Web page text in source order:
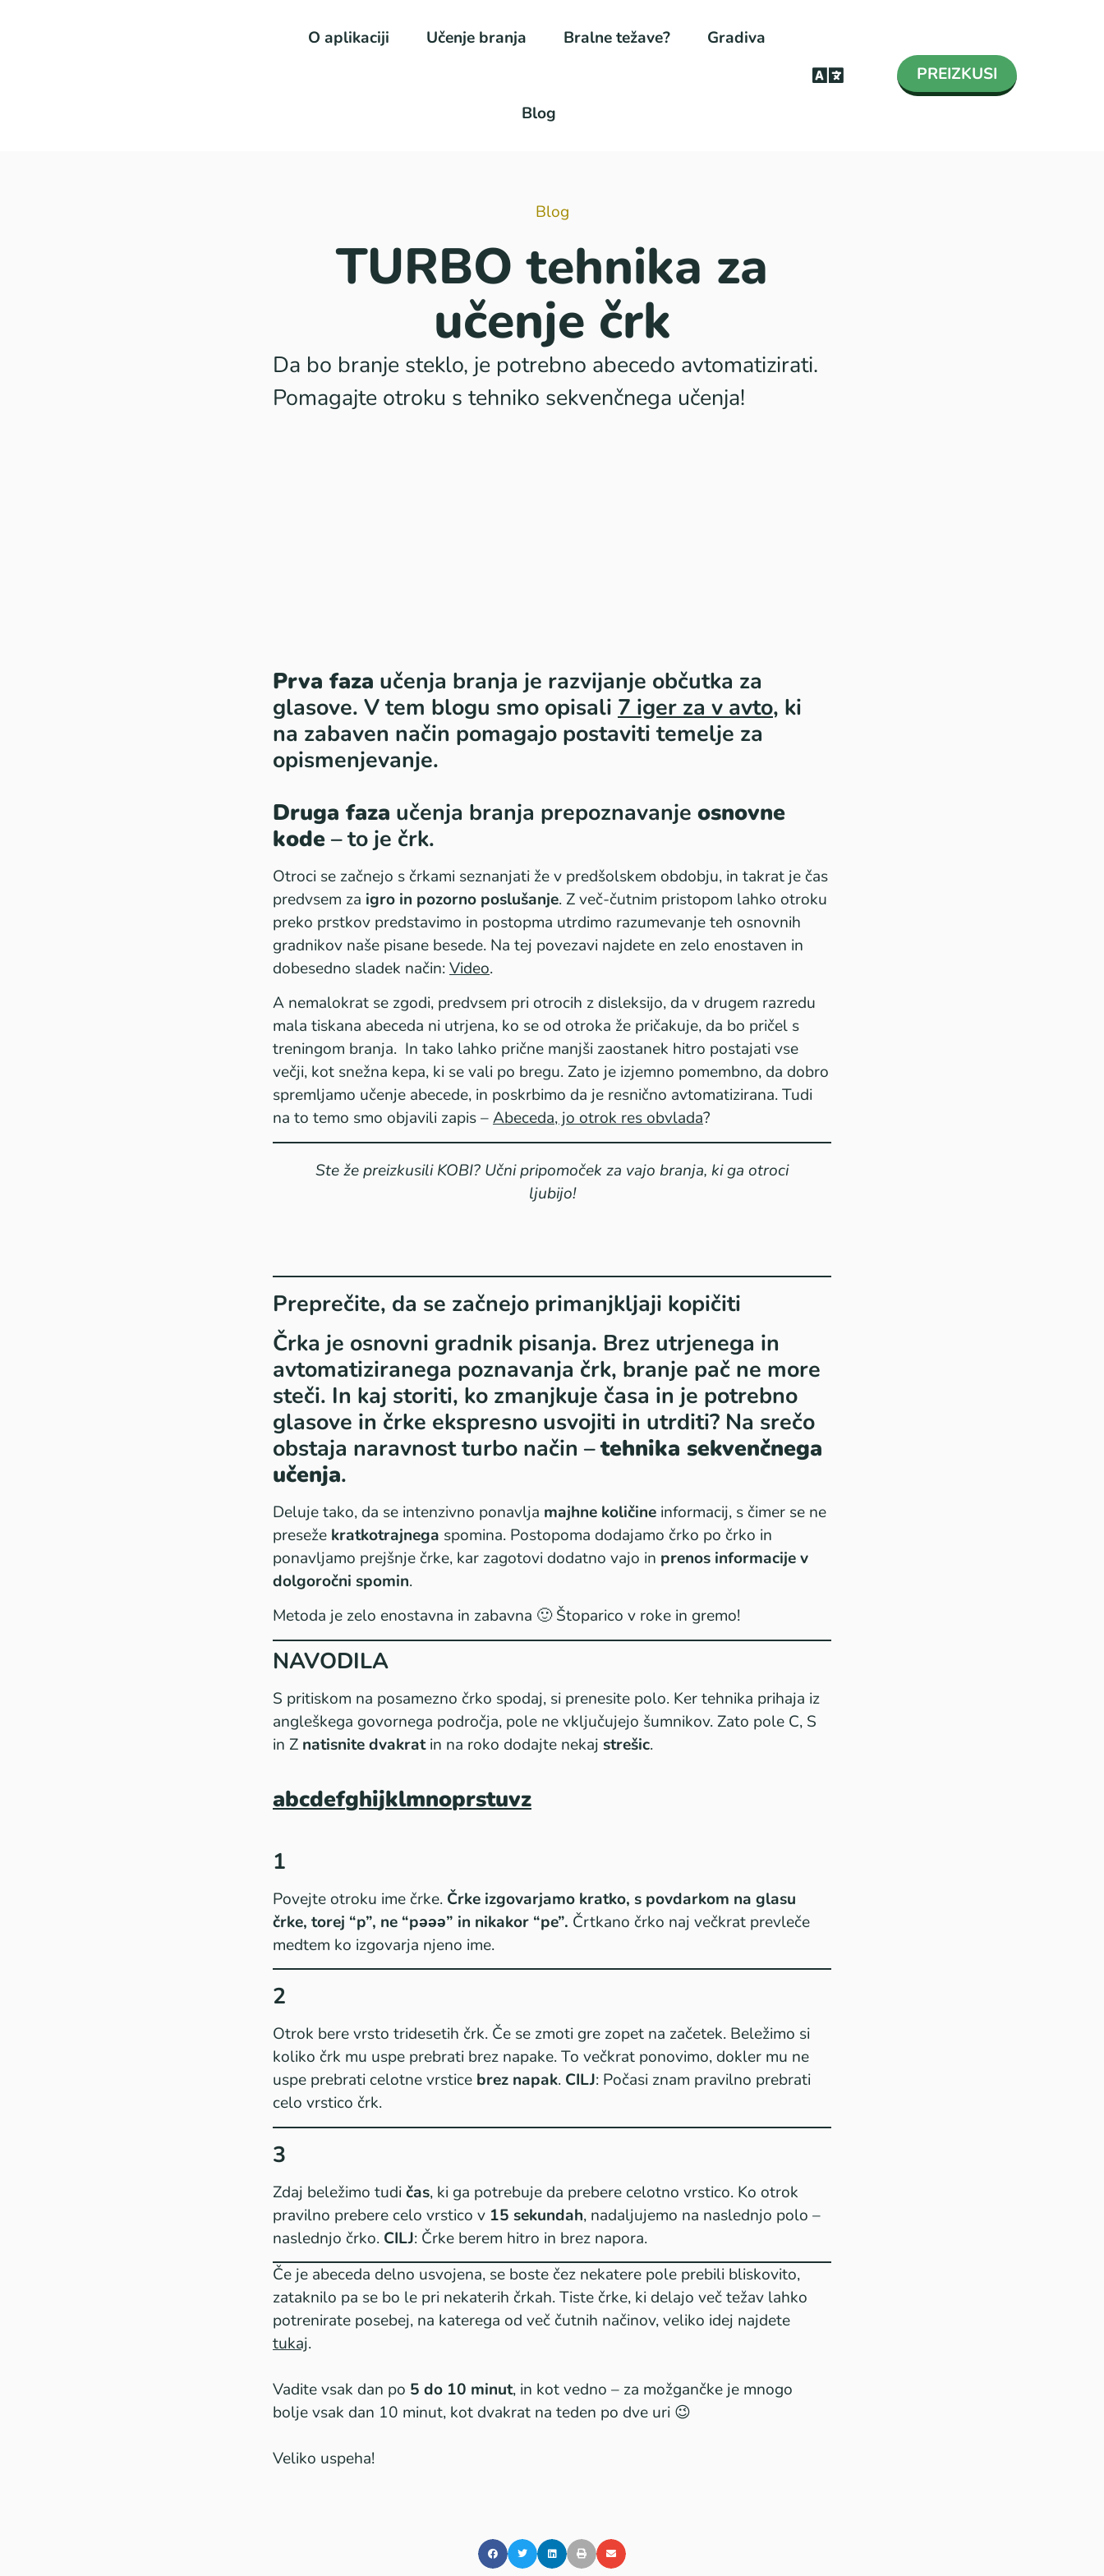
O aplikaciji Učenje branja Bralne težave? Gradiva
Blog
PREIZKUSI
Blog
TURBO tehnika za
učenje črk
Da bo branje steklo, je potrebno abecedo avtomatizirati.
Pomagajte otroku s tehniko sekvenčnega učenja!
Prva faza učenja branja je razvijanje občutka za
glasove. V tem blogu smo opisali 7 iger za v avto, ki
na zabaven način pomagajo postaviti temelje za
opismenjevanje.
Druga faza učenja branja prepoznavanje osnovne
kode– to je črk.
Otroci se začnejo s črkami seznanjati že v predšolskem obdobju, in takrat je čas
predvsem za igro in pozorno poslušanje. Z več-čutnim pristopom lahko otroku
preko prstkov predstavimo in postopma utrdimo razumevanje teh osnovnih
gradnikov naše pisane besede. Na tej povezavi najdete en zelo enostaven in
dobesedno sladek način:Video.
A nemalokrat se zgodi, predvsem pri otrocih z disleksijo, da v drugem razredu
mala tiskana abeceda ni utrjena, ko se od otroka že pričakuje, da bo pričel s
treningom branja. In tako lahko prične manjši zaostanek hitro postajati vse
večji, kot snežna kepa, ki se vali po bregu. Zato je izjemno pomembno, da dobro
spremljamo učenje abecede, in poskrbimo da je resnično avtomatizirana. Tudi
na to temo smo objavili zapis –Abeceda, jo otrok res obvlada?
Ste že preizkusili KOBI? Učni pripomoček za vajo branja, ki ga otroci
ljubijo!
Preprečite, da se začnejo primanjkljaji kopičiti
Črka je osnovni gradnik pisanja. Brez utrjenega in
avtomatiziranega poznavanja črk, branje pač ne more
steči. In kaj storiti, ko zmanjkuje časa in je potrebno
glasove in črke ekspresno usvojiti in utrditi? Na srečo
obstaja naravnost turbo način –tehnika sekvenčnega
učenja.
Deluje tako, da se intenzivno ponavlja majhne količine informacij, s čimer se ne
preseže kratkotrajnega spomina. Postopoma dodajamo črko po črko in
ponavljamo prejšnje črke, kar zagotovi dodatno vajo in prenos informacije v
dolgoročni spomin.
Metoda je zelo enostavna in zabavna 🙂 Štoparico v roke in gremo!
NAVODILA
S pritiskom na posamezno črko spodaj, si prenesite polo. Ker tehnika prihaja iz
angleškega govornega področja, pole ne vključujejo šumnikov. Zato pole C, S
in Z natisnite dvakratin na roko dodajte nekaj strešic.
abcdefghijklmnoprstuvz
1
Povejte otroku ime črke. Črke izgovarjamo kratko, s povdarkom na glasu
črke, torej “p”, ne “pǝǝǝ” in nikakor “pe”. Črtkano črko naj večkrat prevleče
medtem ko izgovarja njeno ime.
2
Otrok bere vrsto tridesetih črk. Če se zmoti gre zopet na začetek. Beležimo si
koliko črk mu uspe prebrati brez napake. To večkrat ponovimo, dokler mu ne
uspe prebrati celotne vrstice brez napak. CILJ: Počasi znam pravilno prebrati
celo vrstico črk.
3
Zdaj beležimo tudičas, ki ga potrebuje da prebere celotno vrstico. Ko otrok
pravilno prebere celo vrstico v 15 sekundah, nadaljujemo na naslednjo polo –
naslednjo črko. CILJ: Črke berem hitro in brez napora.
Če je abeceda delno usvojena, se boste čez nekatere pole prebili bliskovito,
zataknilo pa se bo le pri nekaterih črkah. Tiste črke, ki delajo več težav lahko
potrenirate posebej, na katerega od več čutnih načinov, veliko idej najdete
tukaj.
Vadite vsak dan po 5 do 10 minut, in kot vedno – za možgančke je mnogo
bolje vsak dan 10 minut, kot dvakrat na teden po dve uri 😉
Veliko uspeha!